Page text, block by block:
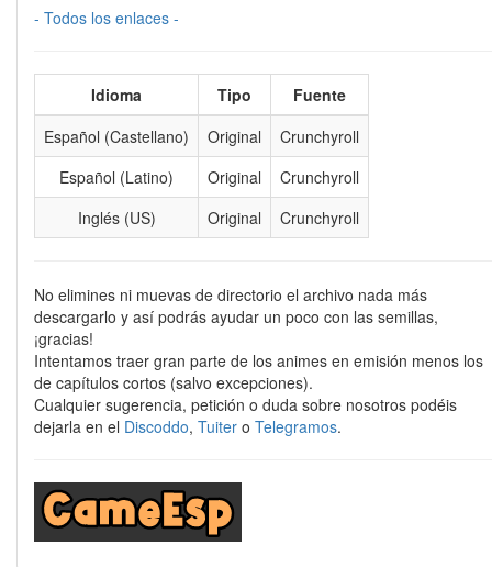
- Todos los enlaces -
Idioma Tipo
Fuente
Español (Castellano)
Original
Crunchyroll
Español (Latino)
Original
Crunchyroll
Inglés (US)
Original Crunchyroll
No elimines ni muevas de directorio el archivo nada más
descargarlo y así podrás ayudar un poco con las semillas,
¡gracias!
Intentamos traer gran parte de los animes en emisión menos los
de capítulos cortos (salvo excepciones).
Cualquier sugerencia, petición o duda sobre nosotros podéis
dejarla en el Discoddo, Tuiter o Telegramos.